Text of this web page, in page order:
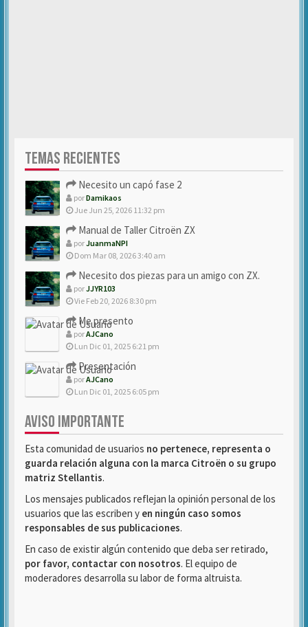
TEMAS RECIENTES
Necesito un capó fase 2
porDamikaos
Jue Jun 25, 2026 11:32 pm
Manual de Taller Citroën ZX
porJuanmaNPI
Dom Mar 08, 2026 3:40 am
Necesito dos piezas para un amigo con ZX.
porJJYR103
Vie Feb 20, 2026 8:30 pm
Me presento
porAJCano
Lun Dic 01, 2025 6:21 pm
Presentación
porAJCano
Lun Dic 01, 2025 6:05 pm
AVISO IMPORTANTE
Esta comunidad de usuarios no pertenece, representa o
guarda relación alguna con la marca Citroën o su grupo
matriz Stellantis.
Los mensajes publicados reflejan la opinión personal de los
usuarios que las escriben y en ningún caso somos
responsables de sus publicaciones.
En caso de existir algún contenido que deba ser retirado,
por favor, contactar con nosotros. El equipo de
moderadores desarrolla su labor de forma altruista.